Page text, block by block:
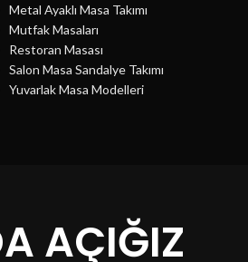
Metal Ayaklı Masa Takımı
Mutfak Masaları
Restoran Masası
Salon Masa Sandalye Takımı
Yuvarlak Masa Modelleri
AÇIĞIZ